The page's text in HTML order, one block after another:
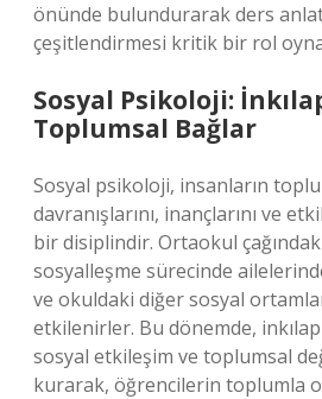
önünde bulundurarak ders
çeşitlendirmesi kritik bir rol
Sosyal Psikoloji:
Toplumsal Bağlar
Sosyal psikoloji, insanların
davranışlarını, inançlarını ve
bir disiplindir. Ortaokul
sosyalleşme sürecinde
ve okuldaki diğer sosyal
etkilenirler. Bu dönemde,
sosyal etkileşim ve toplumsal
kurarak, öğrencilerin toplumla